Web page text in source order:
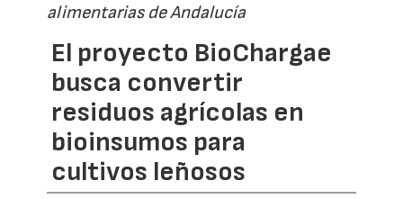
alimentarias de Andalucía
El proyecto BioChargae
busca convertir
residuos agrícolas en
bioinsumos para
cultivos leñosos